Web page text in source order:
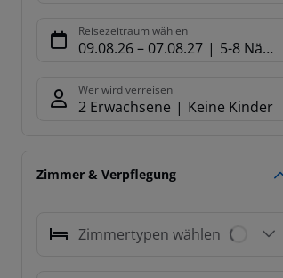
Reisezeitraum wählen
09.08.26– 07.08.27 5-8 Nächte
Wer wird verreisen
2 Erwachsene Keine Kinder
Zimmer & Verpflegung
Zimmertypen wählen